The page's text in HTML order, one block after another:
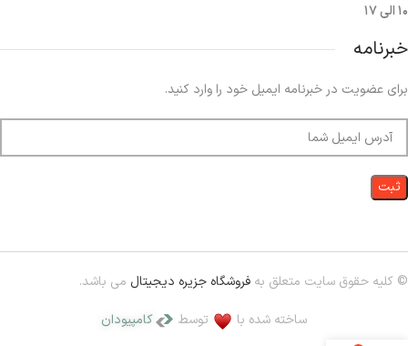
۱۰ الی ۱۷
خبرنامه
برای عضویت در خبرنامه ایمیل خود را وارد کنید.
© کلیه حقوق سایت متعلق به فروشگاه جزیره دیجیتال می باشد.
ساخته شده با
توسط کامپیودان